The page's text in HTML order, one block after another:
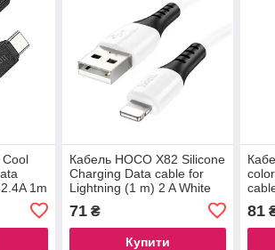
Cool
1m
Кабель HOCO X82 Silicone
Charging Data cable for
Lightning (1 m) 2 A White
71₴
Купити
81